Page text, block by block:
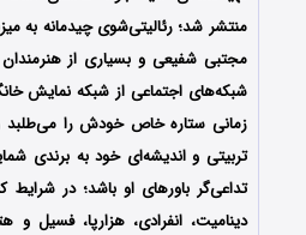
منتشر شد؛ رئالیتی‌شوی چیدمانه به
مجتبی شفیعی و بسیاری از
شبکه‌های اجتماعی از شبکه نمایش
زمانی ستاره خاص خودش را می‌طلبد
تربیتی و اندیشه‌ای خود به برندی
تداعی‌گر باورهای او باشد؛ در
دینامیت، انفرادی، هزارپا، فسیل